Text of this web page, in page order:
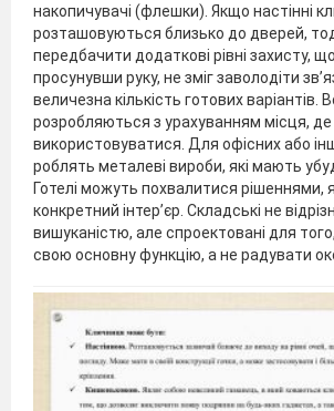
накопичувачі (флешки). Якщо настінні
розташовуються близько до дверей,
передбачити додаткові рівні захисту,
просунувши руку, не зміг заволодіти
величезна кількість готових варіантів.
розробляються з урахуванням місця, де
використовуватися. Для офісних або
роблять металеві вироби, які мають
Готелі можуть похвалитися рішеннями,
конкретний інтер’єр. Складські не
вишуканістю, але спроектовані для
свою основну функцію, а не радувати